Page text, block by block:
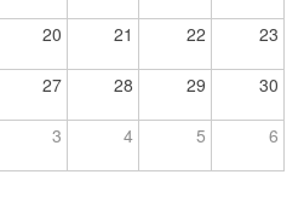
20 21 22 23
27 28 29 30
3 4 5 6